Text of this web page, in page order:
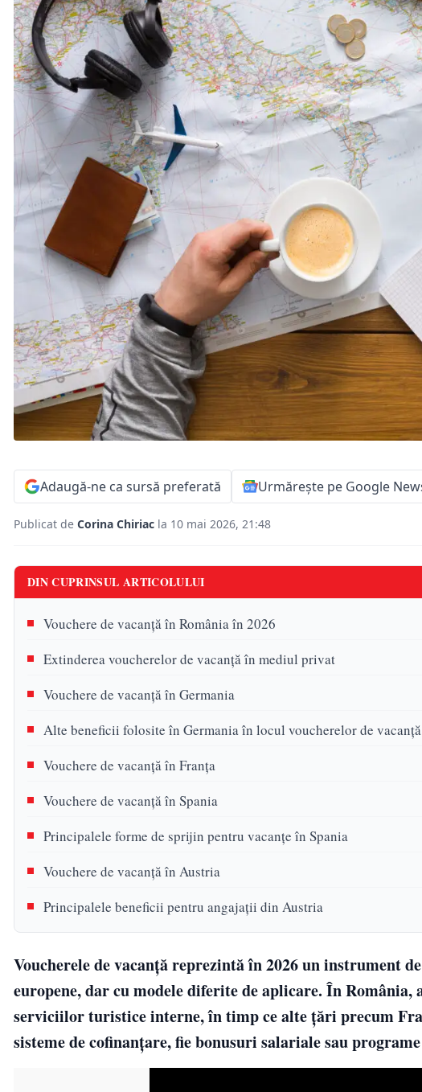
Adaugă-ne ca sursă preferată Urmărește pe Google
Publicat de Corina Chiriac la 10 mai 2026, 21:48
DIN CUPRINSUL ARTICOLULUI
Vouchere de vacanță în România în 2026
Extinderea voucherelor de vacanță în mediul privat
Vouchere de vacanță în Germania
Alte beneficii folosite în Germania în locul voucherelor de vacanță
Vouchere de vacanță în Franța
Vouchere de vacanță în Spania
Principalele forme de sprijin pentru vacanțe în Spania
Vouchere de vacanță în Austria
Principalele beneficii pentru angajații din Austria
Voucherele de vacanță reprezintă în 2026 un
europene, dar cu modele diferite de aplicare. În România,
serviciilor turistice interne, în timp ce alte țări precum
sisteme de cofinanțare, fie bonusuri salariale sau